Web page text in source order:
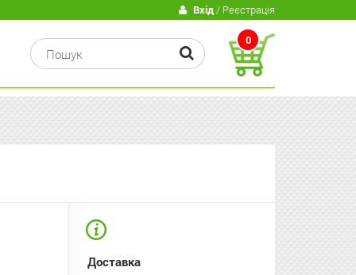
Вхід/ Реєстрація
0
Доставка